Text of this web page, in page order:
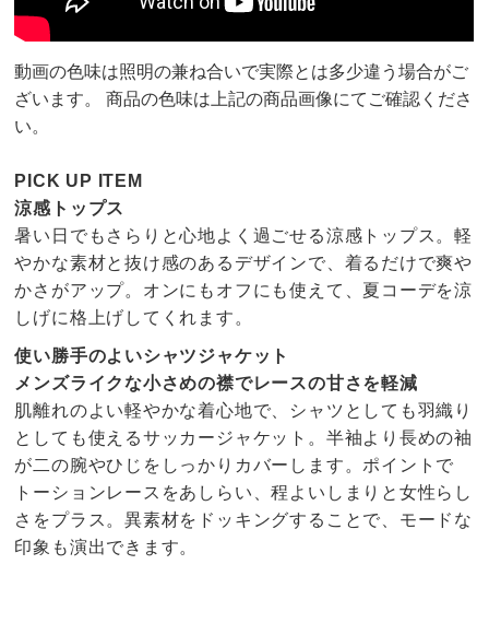
動画の色味は照明の兼ね合いで実際とは多少違う場合がご
ざいます。 商品の色味は上記の商品画像にてご確認くださ
い。
PICK UP ITEM
涼感トップス
暑い日でもさらりと心地よく過ごせる涼感トップス。軽
やかな素材と抜け感のあるデザインで、着るだけで爽や
かさがアップ。オンにもオフにも使えて、夏コーデを涼
しげに格上げしてくれます。
使い勝手のよいシャツジャケット
メンズライクな小さめの襟でレースの甘さを軽減
肌離れのよい軽やかな着心地で、シャツとしても羽織り
としても使えるサッカージャケット。半袖より長めの袖
が二の腕やひじをしっかりカバーします。ポイントで
トーションレースをあしらい、程よいしまりと女性らし
さをプラス。異素材をドッキングすることで、モードな
印象も演出できます。